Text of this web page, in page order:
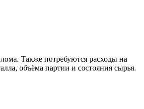
Также потребуются расходы на
объёма партии и состояния сырья.